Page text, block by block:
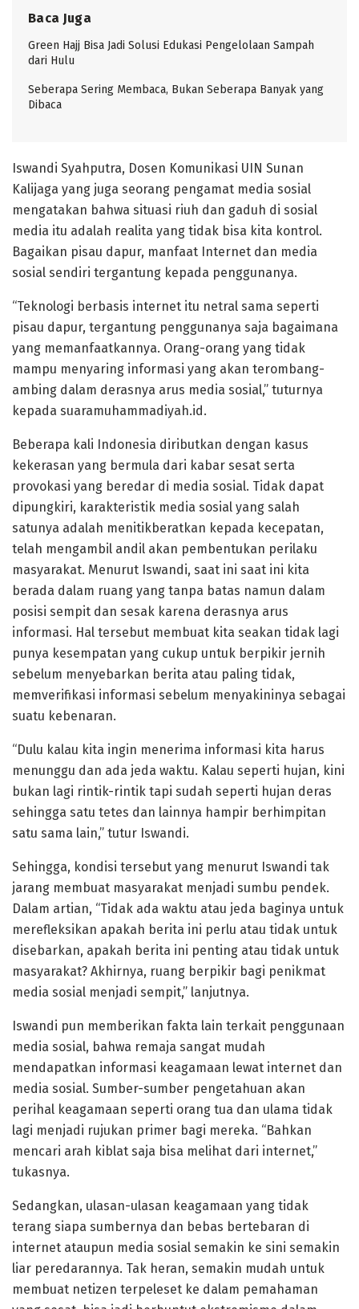
Baca Juga
Green Hajj Bisa Jadi Solusi Edukasi Pengelolaan Sampah
dari Hulu
Seberapa Sering Membaca, Bukan Seberapa Banyak yang
Dibaca
Iswandi Syahputra, Dosen Komunikasi UIN Sunan
Kalijaga yang juga seorang pengamat media sosial
mengatakan bahwa situasi riuh dan gaduh di sosial
media itu adalah realita yang tidak bisa kita kontrol.
Bagaikan pisau dapur, manfaat Internet dan media
sosial sendiri tergantung kepada penggunanya.
“Teknologi berbasis internet itu netral sama seperti
pisau dapur, tergantung penggunanya saja bagaimana
yang memanfaatkannya. Orang-orang yang tidak
mampu menyaring informasi yang akan terombang-
ambing dalam derasnya arus media sosial,” tuturnya
kepada suaramuhammadiyah.id.
Beberapa kali Indonesia diributkan dengan kasus
kekerasan yang bermula dari kabar sesat serta
provokasi yang beredar di media sosial. Tidak dapat
dipungkiri, karakteristik media sosial yang salah
satunya adalah menitikberatkan kepada kecepatan,
telah mengambil andil akan pembentukan perilaku
masyarakat. Menurut Iswandi, saat ini saat ini kita
berada dalam ruang yang tanpa batas namun dalam
posisi sempit dan sesak karena derasnya arus
informasi. Hal tersebut membuat kita seakan tidak lagi
punya kesempatan yang cukup untuk berpikir jernih
sebelum menyebarkan berita atau paling tidak,
memverifikasi informasi sebelum menyakininya sebagai
suatu kebenaran.
“Dulu kalau kita ingin menerima informasi kita harus
menunggu dan ada jeda waktu. Kalau seperti hujan, kini
bukan lagi rintik-rintik tapi sudah seperti hujan deras
sehingga satu tetes dan lainnya hampir berhimpitan
satu sama lain,” tutur Iswandi.
Sehingga, kondisi tersebut yang menurut Iswandi tak
jarang membuat masyarakat menjadi sumbu pendek.
Dalam artian, “Tidak ada waktu atau jeda baginya untuk
merefleksikan apakah berita ini perlu atau tidak untuk
disebarkan, apakah berita ini penting atau tidak untuk
masyarakat? Akhirnya, ruang berpikir bagi penikmat
media sosial menjadi sempit,” lanjutnya.
Iswandi pun memberikan fakta lain terkait penggunaan
media sosial, bahwa remaja sangat mudah
mendapatkan informasi keagamaan lewat internet dan
media sosial. Sumber-sumber pengetahuan akan
perihal keagamaan seperti orang tua dan ulama tidak
lagi menjadi rujukan primer bagi mereka. “Bahkan
mencari arah kiblat saja bisa melihat dari internet,”
tukasnya.
Sedangkan, ulasan-ulasan keagamaan yang tidak
terang siapa sumbernya dan bebas bertebaran di
internet ataupun media sosial semakin ke sini semakin
liar peredarannya. Tak heran, semakin mudah untuk
membuat netizen terpeleset ke dalam pemahaman